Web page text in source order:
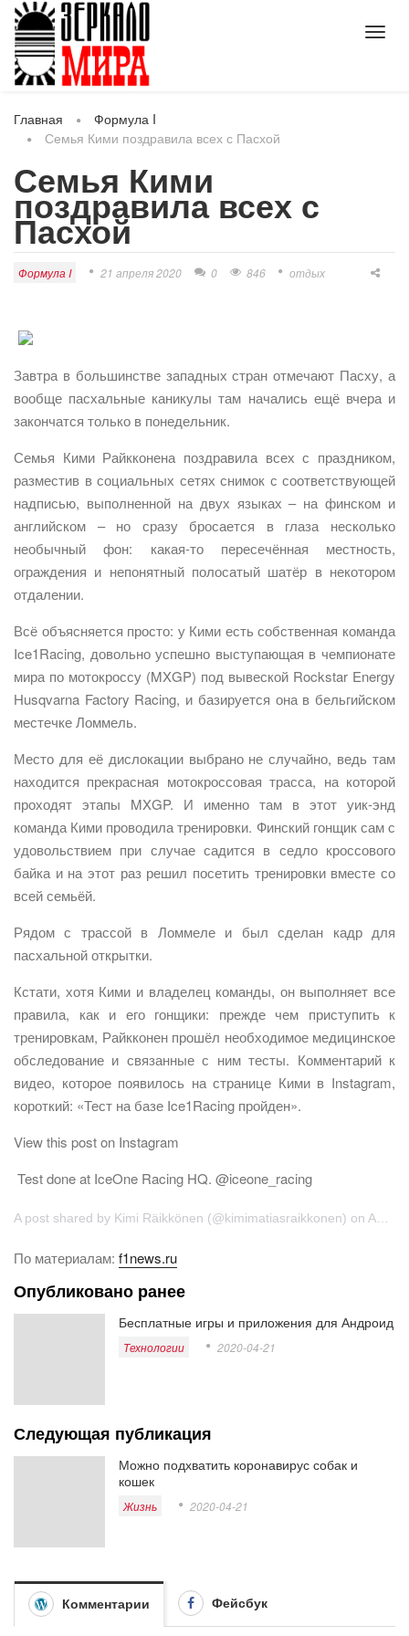
Главная
Формула I
Семья Кими поздравила всех с Пасхой
Семья Кими
поздравила всех с
Пасхой
Формула I 21 апреля 2020 0 846 отдых
Завтра в большинстве западных стран отмечают Пасху, а
вообще пасхальные каникулы там начались ещё вчера и
закончатся только в понедельник.
Семья Кими Райкконена поздравила всех с праздником,
разместив в социальных сетях снимок с соответствующей
надписью, выполненной на двух языках – на финском и
английском – но сразу бросается в глаза несколько
необычный фон: какая-то пересечённая местность,
ограждения и непонятный полосатый шатёр в некотором
отдалении.
Всё объясняется просто: у Кими есть собственная команда
Ice1Racing, довольно успешно выступающая в чемпионате
мира по мотокроссу (MXGP) под вывеской Rockstar Energy
Husqvarna Factory Racing, и базируется она в бельгийском
местечке Ломмель.
Место для её дислокации выбрано не случайно, ведь там
находится прекрасная мотокроссовая трасса, на которой
проходят этапы MXGP. И именно там в этот уик-энд
команда Кими проводила тренировки. Финский гонщик сам с
удовольствием при случае садится в седло кроссового
байка и на этот раз решил посетить тренировки вместе со
всей семьёй.
Рядом с трассой в Ломмеле и был сделан кадр для
пасхальной открытки.
Кстати, хотя Кими и владелец команды, он выполняет все
правила, как и его гонщики: прежде чем приступить к
тренировкам, Райкконен прошёл необходимое медицинское
обследование и связанные с ним тесты. Комментарий к
видео, которое появилось на странице Кими в Instagram,
короткий: «Тест на базе Ice1Racing пройден».
View this post on Instagram
Test done at IceOne Racing HQ. @iceone_racing
По материалам: f1news.ru
Опубликовано ранее
Бесплатные игры и приложения для Андроид
Технологии 2020-04-21
Следующая публикация
Можно подхватить коронавирус собак и
кошек
Жизнь 2020-04-21
Комментарии Фейсбук